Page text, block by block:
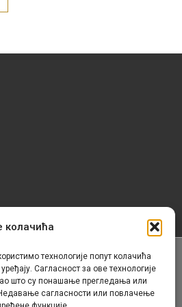
колачића
технологије попут колачића
Сагласност за ове технологије
што су понашање прегледања или
сагласности или повлачење